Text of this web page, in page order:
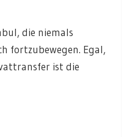
die niemals
fortzubewegen. Egal,
ist die